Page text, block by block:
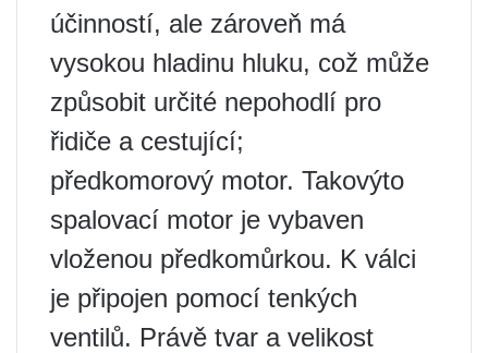
účinností, ale zároveň má
vysokou hladinu hluku, což může
způsobit určité nepohodlí pro
řidiče a cestující;
předkomorový motor. Takovýto
spalovací motor je vybaven
vloženou předkomůrkou. K válci
je připojen pomocí tenkých
ventilů. Právě tvar a velikost